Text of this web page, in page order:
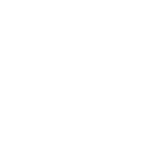
com enfarte
de Lp(a), revela estudo
cancro do pulmão são
um investimento
saúde”